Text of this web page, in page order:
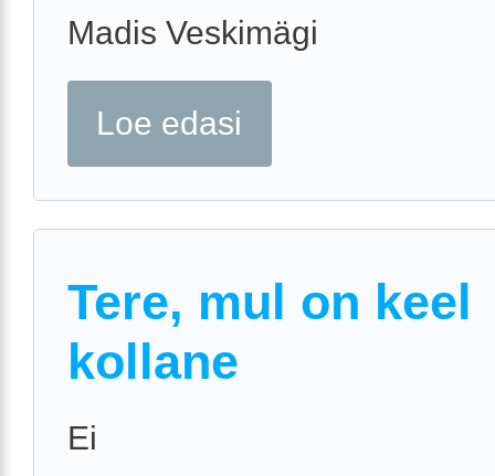
Madis Veskimägi
Loe edasi
Tere, mul on keel
kollane
Ei